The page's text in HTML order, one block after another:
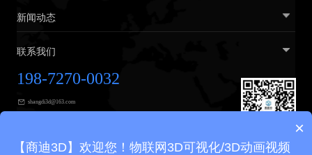
新闻动态
联系我们
198-7270-0032
shangdi3d@163.com
×
【商迪3D】欢迎您！物联网3D可视化/3D动画视频